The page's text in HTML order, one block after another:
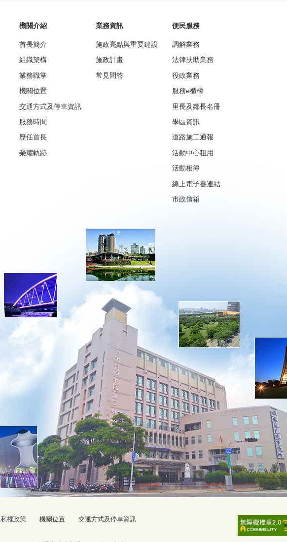
機關介紹
首長簡介
組織架構
業務職掌
機關位置
交通方式及停車資訊
服務時間
歷任首長
榮耀軌跡
業務資訊
施政亮點與重要建設
施政計畫
常見問答
便民服務
調解業務
法律扶助業務
役政業務
服務e櫃檯
里長及鄰長名冊
學區資訊
道路施工通報
活動中心租用
活動相簿
線上電子書連結
市政信箱
權政策 機關位置 交通方式及停車資訊